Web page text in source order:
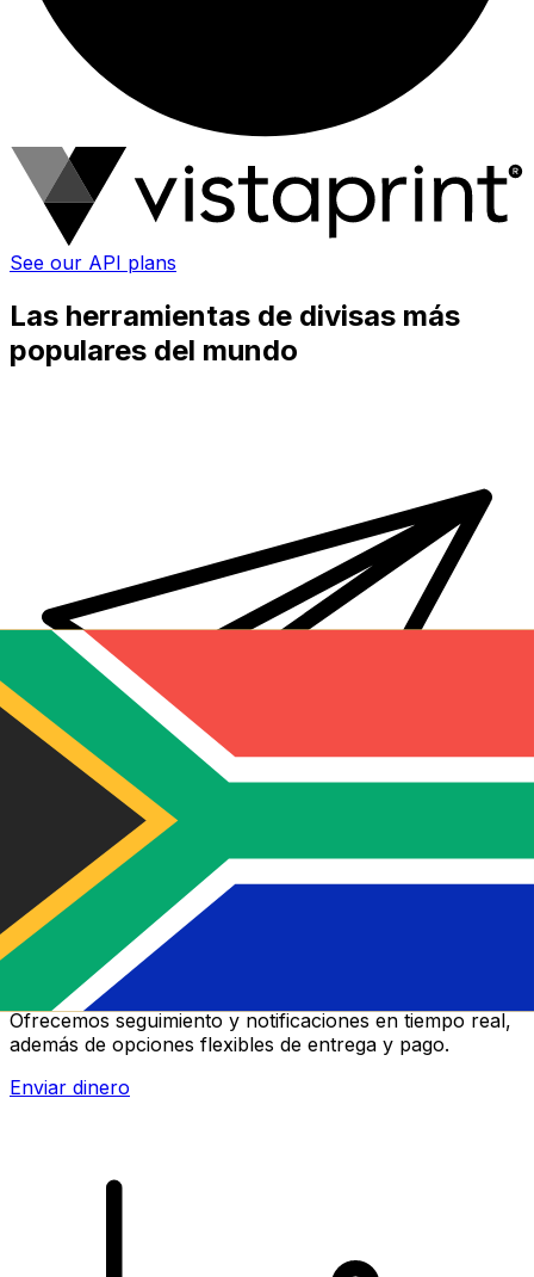
See our API plans
Las herramientas de divisas más
populares del mundo
Transferencias de dinero internacionales Xe
Envíe dinero en línea de forma rápida, segura y fácil.
Ofrecemos seguimiento y notificaciones en tiempo real,
además de opciones flexibles de entrega y pago.
Enviar dinero